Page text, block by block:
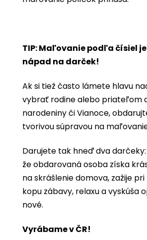
TIP: Maľovanie podľa čísiel
nápad na darček!
Ak si tiež často lámete hlavu
vybrať rodine alebo priateľom
narodeniny či Vianoce,
tvorivou súpravou na
Darujete tak hneď dva
že obdarovaná osoba získa
na skrášlenie domova, zažije
kopu zábavy, relaxu a vyskúša
nové.
Vyrábame v ČR!